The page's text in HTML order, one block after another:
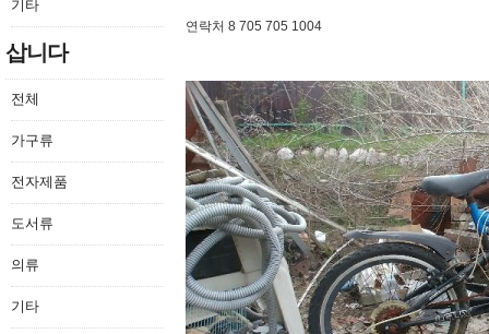
기타
삽니다
전체
가구류
전자제품
도서류
의류
기타
연락처 8 705 705 1004